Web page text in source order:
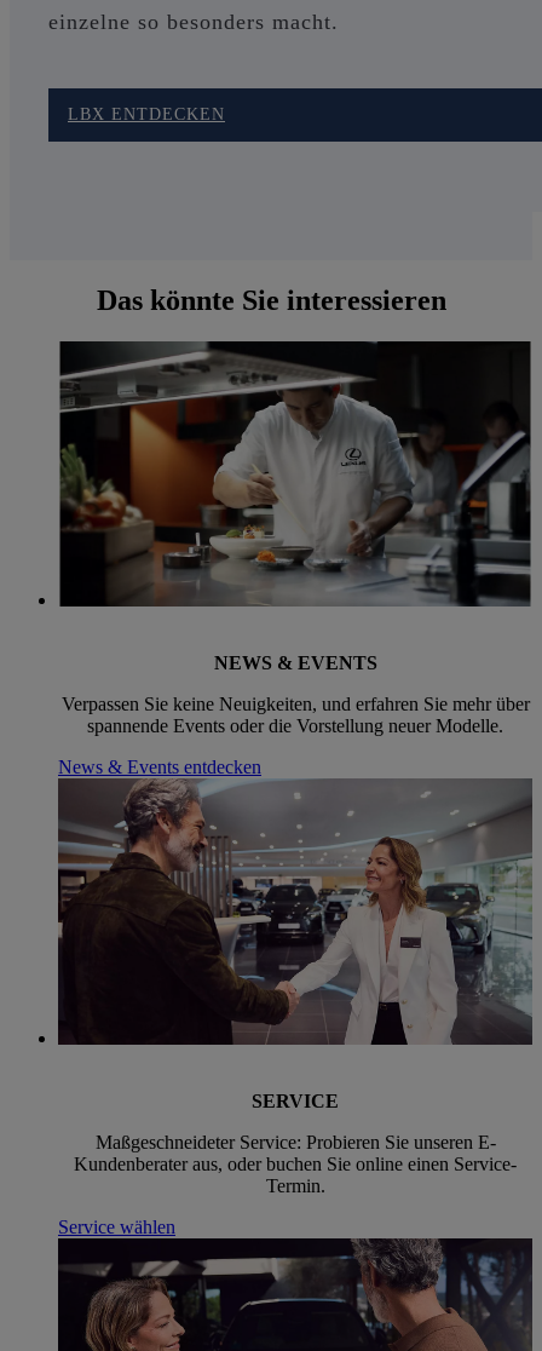
einzelne so besonders macht.
LBX ENTDECKEN
Das könnte Sie interessieren
NEWS & EVENTS
Verpassen Sie keine Neuigkeiten, und erfahren Sie mehr über
spannende Events oder die Vorstellung neuer Modelle.
News & Events entdecken
SERVICE
Maßgeschneideter Service: Probieren Sie unseren E-
Kundenberater aus, oder buchen Sie online einen Service-
Termin.
Service wählen